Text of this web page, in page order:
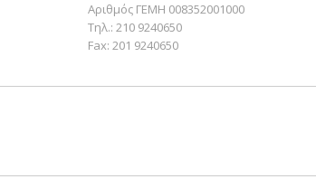
Αριθμός ΓΕΜΗ 008352001000
Τηλ.: 210 9240650
Fax: 201 9240650